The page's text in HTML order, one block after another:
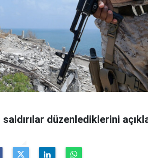
düzenlediklerini